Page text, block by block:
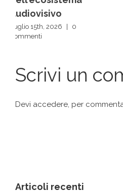
Scrivi un
accedere